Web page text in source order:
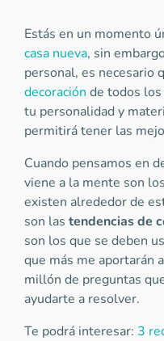
Estás en un momento
casa nueva, sin
personal, es necesario
decoración de todos
tu personalidad y
permitirá tener las
Cuando pensamos en
viene a la mente son
existen alrededor de
son las tendencias de
son los que se deben
que más me aportarán
millón de preguntas
ayudarte a resolver.
Te podrá interesar: 3